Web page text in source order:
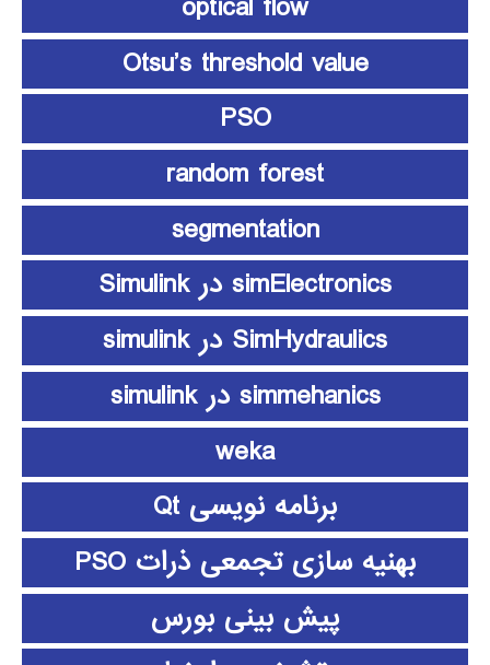
Otsu’s threshold value
PSO
random forest
segmentation
simElectronics در Simulink
SimHydraulics در simulink
simmehanics در simulink
weka
برنامه نویسی Qt
بهنیه سازی تجمعی ذرات PSO
پیش بینی بورس